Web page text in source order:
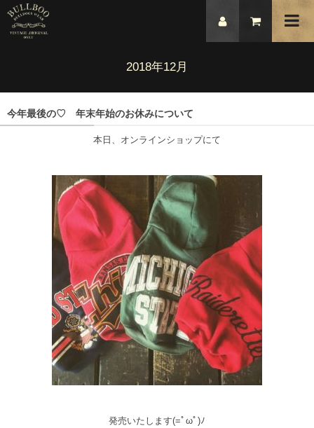
2018年12月
今年最後の♡ 年末年始のお休みについて
本日、オンラインショップにて
発売いたします(=ﾟωﾟ)ﾉ